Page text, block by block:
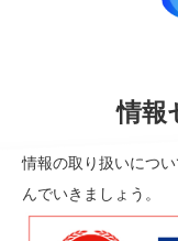
情報
情報の取り扱いにつ
んでいきましょう。